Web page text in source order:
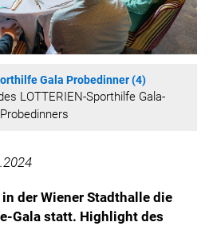
Gala Probedinner (4)
LOTTERIEN-Sporthilfe Gala-
Probedinners
der Wiener Stadthalle die
Gala statt. Highlight des